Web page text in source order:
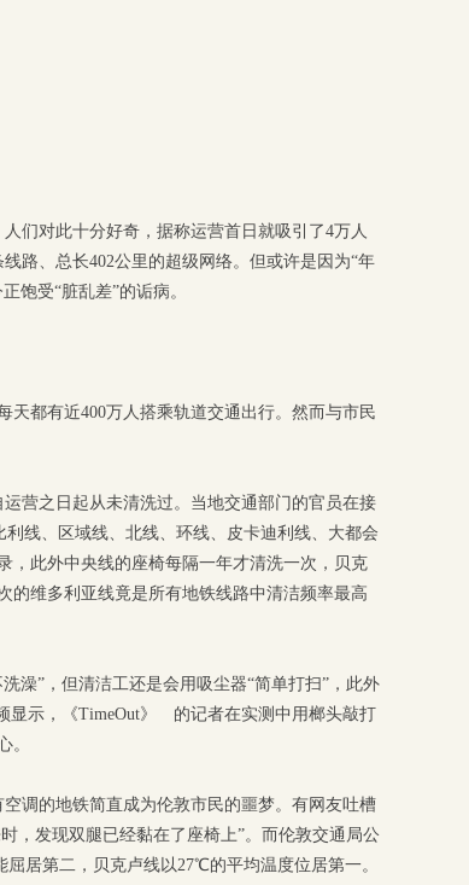
们对此十分好奇，据称运营首日就吸引了4万人
路、总长402公里的超级网络。但或许是因为“年
饱受“脏乱差”的诟病。
天都有近400万人搭乘轨道交通出行。然而与市民
营之日起从未清洗过。当地交通部门的官员在接
线、区域线、北线、环线、皮卡迪利线、大都会
，此外中央线的座椅每隔一年才清洗一次，贝克
的维多利亚线竟是所有地铁线路中清洁频率最高
澡”，但清洁工还是会用吸尘器“简单打扫”，此外
显示，《TimeOut》 的记者在实测中用榔头敲打
。
调的地铁简直成为伦敦市民的噩梦。有网友吐槽
，发现双腿已经黏在了座椅上”。而伦敦交通局公
居第二，贝克卢线以27℃的平均温度位居第一。